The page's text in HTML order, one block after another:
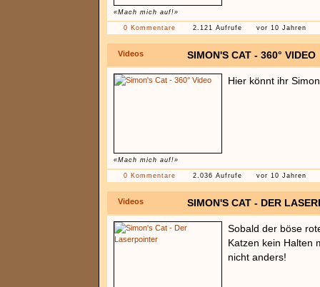
«Mach mich auf!»
0 Kommentare 2.121 Aufrufe vor 10 Jahren
Videos SIMON'S CAT - 360° VIDEO
«Mach mich auf!»
Hier könnt ihr
0 Kommentare 2.036 Aufrufe vor 10 Jahren
Videos SIMON'S CAT - DER
Sobald der böse
Katzen kein Halten
nicht anders!